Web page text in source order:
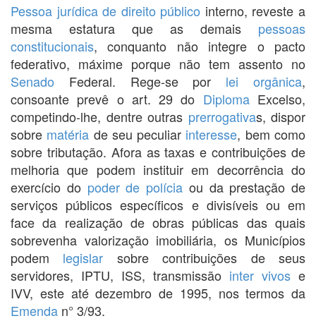
Pessoa jurídica de direito público interno, reveste a
mesma estatura que as demais pessoas
constitucionais, conquanto não integre o pacto
federativo, máxime porque não tem assento no
Senado Federal. Rege-se por lei orgânica,
consoante prevê o art. 29 do DiplomaExcelso,
competindo-lhe, dentre outras prerrogativas, dispor
sobre matéria de seu peculiar interesse, bem como
sobre tributação. Afora as taxas e contribuições de
melhoria que podem instituir em decorrência do
exercício do poder de polícia ou da prestação de
serviços públicos específicos e divisíveis ou em
face da realização de obras públicas das quais
sobrevenha valorização imobiliária, os Municípios
podem legislar sobre contribuições de seus
servidores, IPTU, ISS, transmissão inter vivos e
IVV, este até dezembro de 1995, nos termos da
Emenda n° 3/93.